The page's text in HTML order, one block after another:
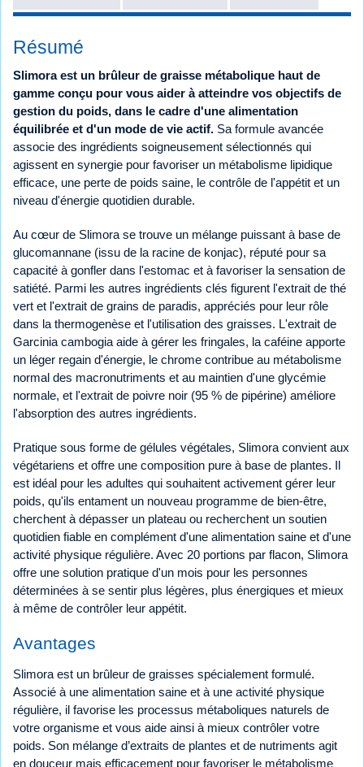
Résumé
Slimora est un brûleur de graisse métabolique haut de
gamme conçu pour vous aider à atteindre vos objectifs de
gestion du poids, dans le cadre d'une alimentation
équilibrée et d'un mode de vie actif. Sa formule avancée
associe des ingrédients soigneusement sélectionnés qui
agissent en synergie pour favoriser un métabolisme lipidique
efficace, une perte de poids saine, le contrôle de l'appétit et un
niveau d'énergie quotidien durable.
Au cœur de Slimora se trouve un mélange puissant à base de
glucomannane (issu de la racine de konjac), réputé pour sa
capacité à gonfler dans l'estomac et à favoriser la sensation de
satiété. Parmi les autres ingrédients clés figurent l'extrait de thé
vert et l'extrait de grains de paradis, appréciés pour leur rôle
dans la thermogenèse et l'utilisation des graisses. L'extrait de
Garcinia cambogia aide à gérer les fringales, la caféine apporte
un léger regain d'énergie, le chrome contribue au métabolisme
normal des macronutriments et au maintien d'une glycémie
normale, et l'extrait de poivre noir (95 % de pipérine) améliore
l'absorption des autres ingrédients.
Pratique sous forme de gélules végétales, Slimora convient aux
végétariens et offre une composition pure à base de plantes. Il
est idéal pour les adultes qui souhaitent activement gérer leur
poids, qu'ils entament un nouveau programme de bien-être,
cherchent à dépasser un plateau ou recherchent un soutien
quotidien fiable en complément d'une alimentation saine et d'une
activité physique régulière. Avec 20 portions par flacon, Slimora
offre une solution pratique d'un mois pour les personnes
déterminées à se sentir plus légères, plus énergiques et mieux
à même de contrôler leur appétit.
Avantages
Slimora est un brûleur de graisses spécialement formulé.
Associé à une alimentation saine et à une activité physique
régulière, il favorise les processus métaboliques naturels de
votre organisme et vous aide ainsi à mieux contrôler votre
poids. Son mélange d’extraits de plantes et de nutriments agit
en douceur mais efficacement pour favoriser le métabolisme